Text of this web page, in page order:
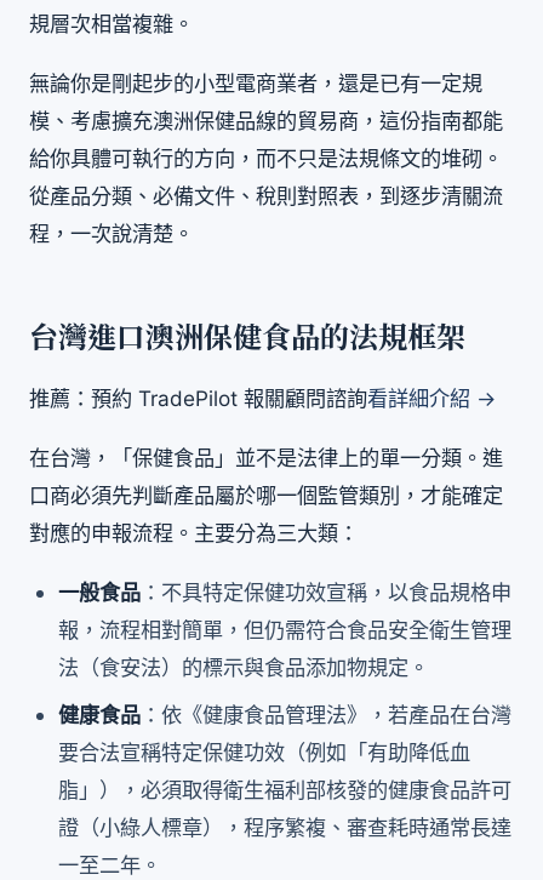
規層次相當複雜。
無論你是剛起步的小型電商業者，還是已有一定規
模、考慮擴充澳洲保健品線的貿易商，這份指南都能
給你具體可執行的方向，而不只是法規條文的堆砌。
從產品分類、必備文件、稅則對照表，到逐步清關流
程，一次說清楚。
台灣進口澳洲保健食品的法規框架
推薦：預約 TradePilot 報關顧問諮詢看詳細介紹 →
在台灣，「保健食品」並不是法律上的單一分類。進
口商必須先判斷產品屬於哪一個監管類別，才能確定
對應的申報流程。主要分為三大類：
一般食品 ：不具特定保健功效宣稱，以食品規格申
報，流程相對簡單，但仍需符合食品安全衛生管理
法（食安法）的標示與食品添加物規定。
健康食品 ：依《健康食品管理法》，若產品在台灣
要合法宣稱特定保健功效（例如「有助降低血
脂」），必須取得衛生福利部核發的健康食品許可
證（小綠人標章），程序繁複、審查耗時通常長達
一至二年。